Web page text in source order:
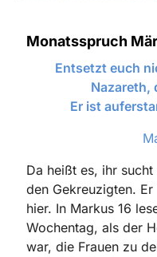
Monatsspruch
Entsetzt euch
Nazareth,
Er ist
Da heißt es, ihr
den Gekreuzigten.
hier. In Markus 16
Wochentag, als der
war, die Frauen zu